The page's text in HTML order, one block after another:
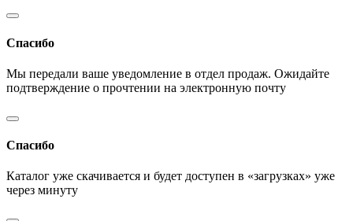
Спасибо
Мы передали ваше уведомление в отдел продаж. Ожидайте
подтверждение о прочтении на электронную почту
Спасибо
Каталог уже скачивается и будет доступен в «загрузках» уже
через минуту